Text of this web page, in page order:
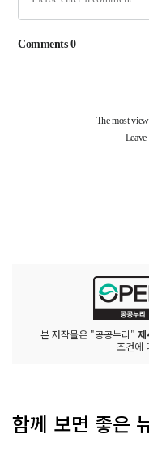
본 저작물은 "공공누리" 제
조건에
함께 보면 좋은